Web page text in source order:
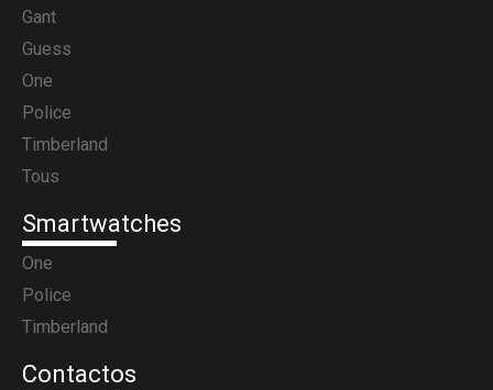
Gant
Guess
One
Police
Timberland
Tous
Smartwatches
One
Police
Timberland
Contactos